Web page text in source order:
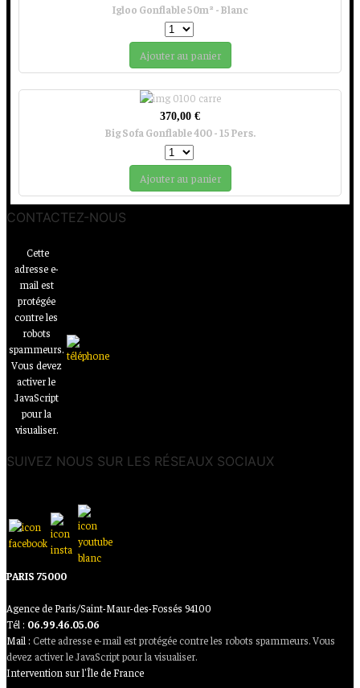
Igloo Gonflable 50m² - Blanc
Ajouter au panier
370,00 €
Big Sofa Gonflable 400 - 15 Pers.
Ajouter au panier
CONTACTEZ-NOUS
Cette
adresse e-
mail est
protégée
contre les
robots
spammeurs.
Vous devez
activer le
JavaScript
pour la
visualiser.
SUIVEZ NOUS SUR LES RÉSEAUX SOCIAUX
PARIS 75000
Agence de Paris/Saint-Maur-des-Fossés 94100
Tél : 06.99.46.05.06
Mail : Cette adresse e-mail est protégée contre les robots spammeurs. Vous
devez activer le JavaScript pour la visualiser.
Intervention sur l'Île de France